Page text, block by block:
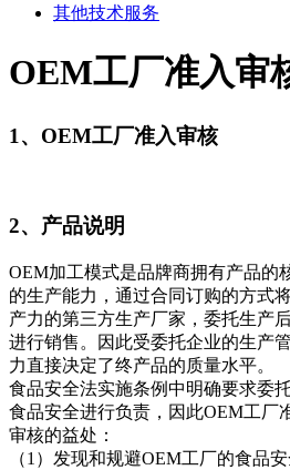
其他技术服务
OEM工厂准入审
1、OEM工厂准入审核
2、产品说明
OEM加工模式是品牌商拥有产品的
的生产能力，通过合同订购的方式
产力的第三方生产厂家，委托生产
进行销售。因此受委托企业的生产
力直接决定了终产品的质量水平。
食品安全法实施条例中明确要求委
食品安全进行负责，因此OEM工厂
审核的益处：
（1）发现和规避OEM工厂的食品安